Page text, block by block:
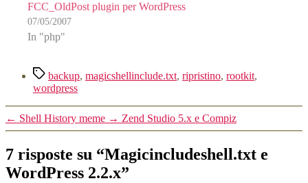
FCC_OldPost plugin per WordPress
07/05/2007
In "php"
Tagbackup, magicshellinclude.txt, ripristino, rootkit,
wordpress
← Shell History meme → Zend Studio 5.x e Compiz
7 risposte su “Magicincludeshell.txt e
WordPress 2.2.x”